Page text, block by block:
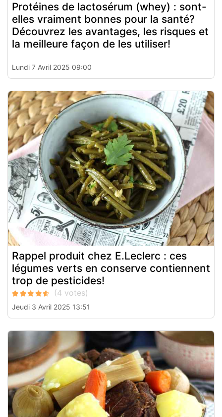
Protéines de lactosérum (whey) : sont-
elles vraiment bonnes pour la santé?
Découvrez les avantages, les risques et
la meilleure façon de les utiliser!
Lundi 7 Avril 2025 09:00
Rappel produit chez E.Leclerc : ces
légumes verts en conserve contiennent
trop de pesticides!
Jeudi 3 Avril 2025 13:51